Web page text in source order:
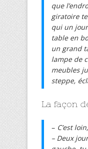
que
giratoire
qui un
table en
un grand
lampe de
meubles
steppe,
La façon
– C’est
– Deux